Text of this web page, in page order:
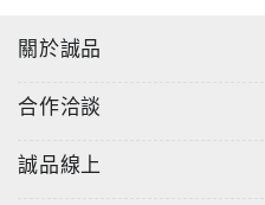
"
關於誠品
合作洽談
誠品線上